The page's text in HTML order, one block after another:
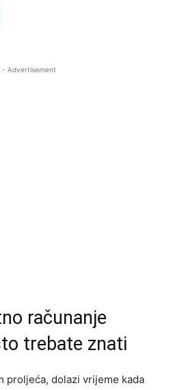
- Advertisement
računanje
trebate znati
proljeća, dolazi vrijeme kada